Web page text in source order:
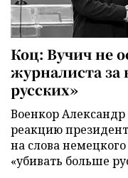
Коц: Вучич не
журналиста за
русских»
Военкор
реакцию
на слова
«убивать больше